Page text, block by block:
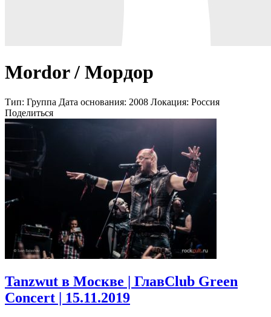
Mordor / Мордор
Тип: Группа Дата основания: 2008 Локация: Россия
Поделиться
Tanzwut в Москве | ГлавClub Green
Concert | 15.11.2019